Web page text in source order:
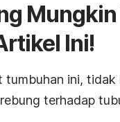
Ini!
ini, tidak
terhadap